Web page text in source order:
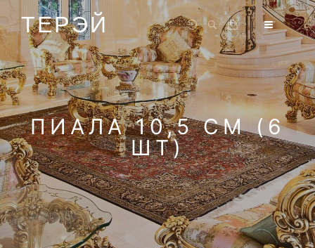
ТЕРЭЙ
ПИАЛА 10,5 СМ (6
ШТ)